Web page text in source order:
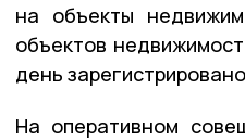
на объекты
объектов
день
На оперативном